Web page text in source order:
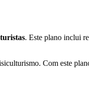
. Este plano inclui
Com este